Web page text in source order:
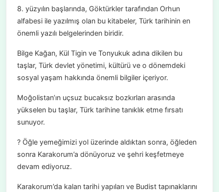
8. yüzyılın başlarında, Göktürkler tarafından Orhun
alfabesi ile yazılmış olan bu kitabeler, Türk tarihinin en
önemli yazılı belgelerinden biridir.
Bilge Kağan, Kül Tigin ve Tonyukuk adına dikilen bu
taşlar, Türk devlet yönetimi, kültürü ve o dönemdeki
sosyal yaşam hakkında önemli bilgiler içeriyor.
Moğolistan’ın uçsuz bucaksız bozkırları arasında
yükselen bu taşlar, Türk tarihine tanıklık etme fırsatı
sunuyor.
? Öğle yemeğimizi yol üzerinde aldıktan sonra, öğleden
sonra Karakorum’a dönüyoruz ve şehri keşfetmeye
devam ediyoruz.
Karakorum’da kalan tarihi yapıları ve Budist tapınaklarını